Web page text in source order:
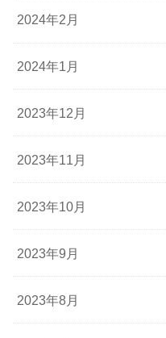
2024年2月
2024年1月
2023年12月
2023年11月
2023年10月
2023年9月
2023年8月